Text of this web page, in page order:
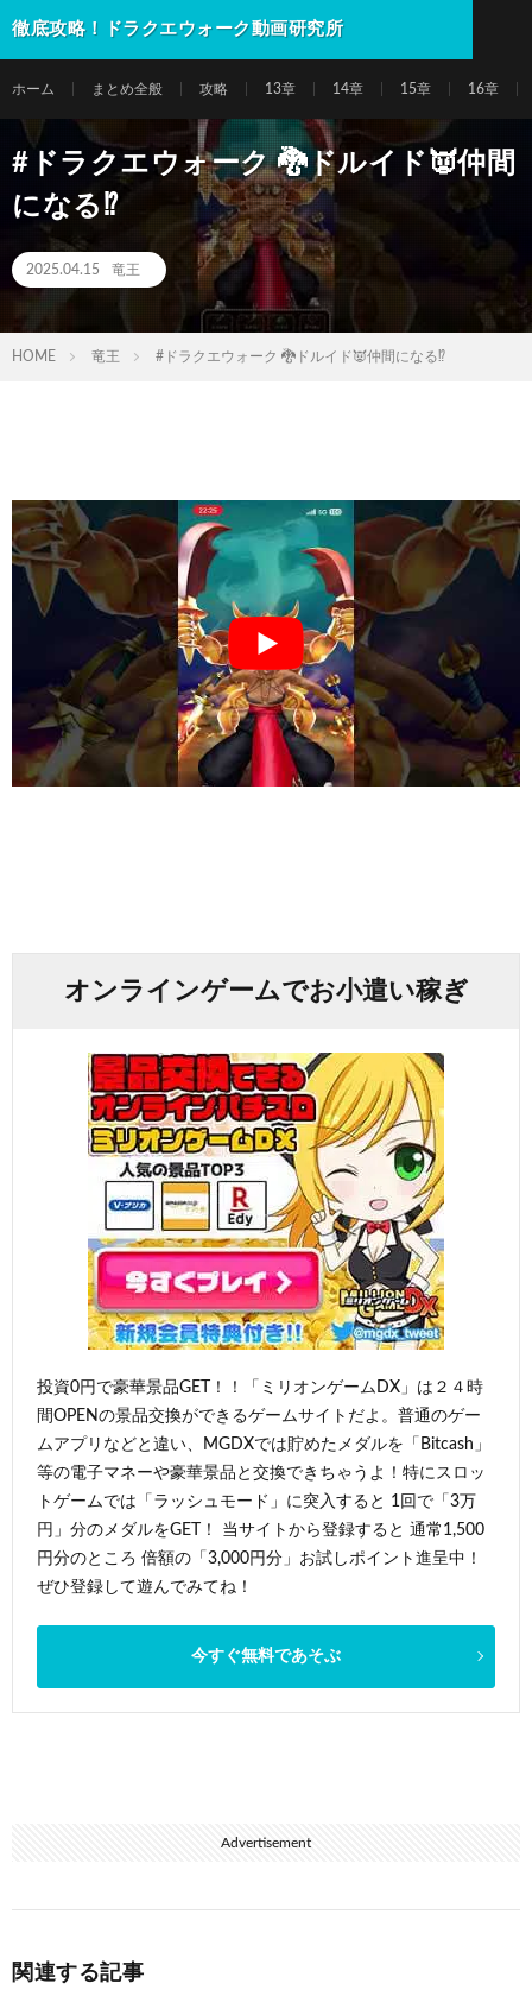
徹底攻略！ドラクエウォーク動画研究所
ホーム まとめ全般 攻略 13章 14章 15章 16章
#ドラクエウォーク 🐉ドルイド👿仲間
になる⁉️
2025.04.15 竜王
HOME 竜王 #ドラクエウォーク 🐉ドルイド👿仲間になる⁉️
オンラインゲームでお小遣い稼ぎ
投資0円で豪華景品GET！！「ミリオンゲームDX」は２４時
間OPENの景品交換ができるゲームサイトだよ。普通のゲー
ムアプリなどと違い、MGDXでは貯めたメダルを「Bitcash」
等の電子マネーや豪華景品と交換できちゃうよ！特にスロッ
トゲームでは「ラッシュモード」に突入すると 1回で「3万
円」分のメダルをGET！ 当サイトから登録すると 通常1,500
円分のところ 倍額の「3,000円分」お試しポイント進呈中！
ぜひ登録して遊んでみてね！
今すぐ無料であそぶ
Advertisement
関連する記事